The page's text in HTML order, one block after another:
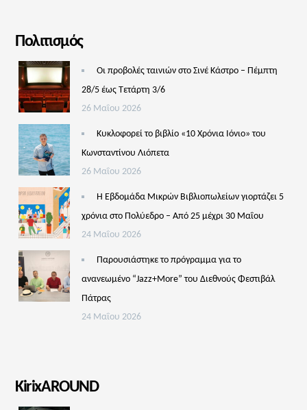
Πολιτισμός
Οι προβολές ταινιών στο Σινέ Κάστρο – Πέμπτη
28/5 έως Τετάρτη 3/6
26 Μαΐου 2026
Κυκλοφορεί το βιβλίο «10 Χρόνια Ιόνιο» του
Κωνσταντίνου Λιόπετα
26 Μαΐου 2026
Η Εβδομάδα Μικρών Βιβλιοπωλείων γιορτάζει 5
χρόνια στο Πολύεδρο – Από 25 μέχρι 30 Μαΐου
24 Μαΐου 2026
Παρουσιάστηκε το πρόγραμμα για το
ανανεωμένο “Jazz+More” του Διεθνούς Φεστιβάλ
Πάτρας
24 Μαΐου 2026
KirixAROUND